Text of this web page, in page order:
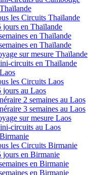
les Circuits Thaïlande
jours en Thaïlande
en Thaïlande
en Thaïlande
sur mesure Thaïlande
circuits en Thaïlande
les Circuits Laos
jours au Laos
2 semaines au Laos
3 semaines au Laos
sur mesure Laos
circuits au Laos
les Circuits Birmanie
jours en Birmanie
en Birmanie
en Birmanie